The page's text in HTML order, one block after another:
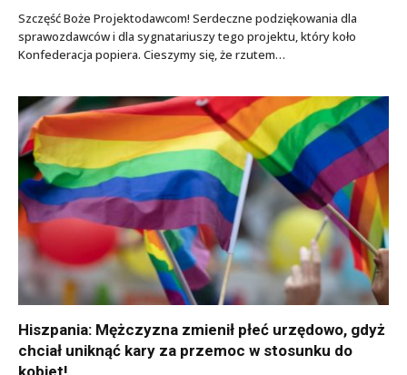
Szczęść Boże Projektodawcom! Serdeczne podziękowania dla
sprawozdawców i dla sygnatariuszy tego projektu, który koło
Konfederacja popiera. Cieszymy się, że rzutem…
Hiszpania: Mężczyzna zmienił płeć urzędowo, gdyż
chciał uniknąć kary za przemoc w stosunku do
kobiet!